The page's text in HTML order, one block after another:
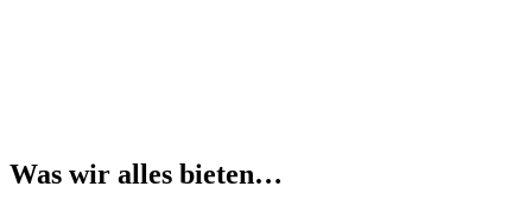
Was wir alles bieten…